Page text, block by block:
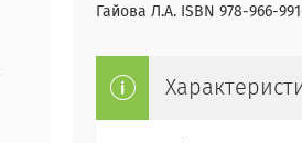
Гайова Л.А. ISBN 978-966-